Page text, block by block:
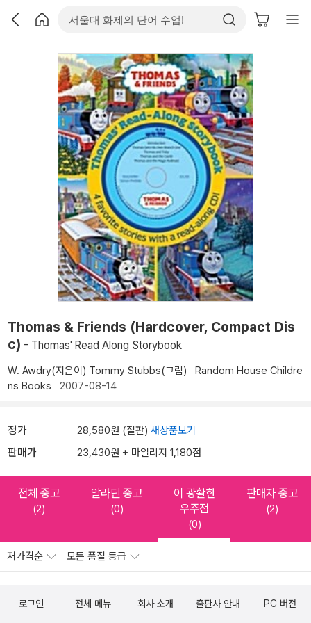
Thomas & Friends (Hardcover, Compact Dis
c) - Thomas' Read Along Storybook
W. Awdry(지은이) Tommy Stubbs(그림)
Random House Childre
ns Books 2007-08-14
정가 28,580원 (절판) 새상품보기
판매가 23,430원 + 마일리지 1,180점
전체 중고
(2)
알라딘 중고
(0)
이 광활한
우주점
(0)
판매자 중고
(2)
저가격순 모든 품질 등급
로그인 전체 메뉴 회사 소개 출판사 안내 PC 버전